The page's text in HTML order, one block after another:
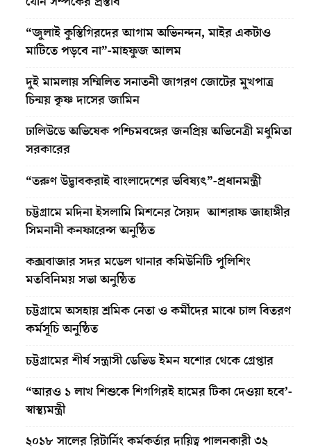
“জুলাই কুস্তিগিরদের আগাম অভিনন্দন, মাইর একটাও
মাটিতে পড়বে না”-মাহফুজ আলম
দুই মামলায় সম্মিলিত সনাতনী জাগরণ জোটের মুখপাত্র
চিন্ময় কৃষ্ণ দাসের জামিন
ঢালিউডে অভিষেক পশ্চিমবঙ্গের জনপ্রিয় অভিনেত্রী মধুমিতা
সরকারের
“তরুণ উদ্ভাবকরাই বাংলাদেশের ভবিষ্যৎ”-প্রধানমন্ত্রী
চট্টগ্রামে মদিনা ইসলামি মিশনের সৈয়দ আশরাফ জাহাঙ্গীর
সিমনানী কনফারেন্স অনুষ্ঠিত
কক্সবাজার সদর মডেল থানার কমিউনিটি পুলিশিং
মতবিনিময় সভা অনুষ্ঠিত
চট্টগ্রামে অসহায় শ্রমিক নেতা ও কর্মীদের মাঝে চাল বিতরণ
কর্মসূচি অনুষ্ঠিত
চট্টগ্রামের শীর্ষ সন্ত্রাসী ডেভিড ইমন যশোর থেকে গ্রেপ্তার
“আরও ১ লাখ শিশুকে শিগগিরই হামের টিকা দেওয়া হবে’-
স্বাস্থ্যমন্ত্রী
২০১৮ সালের রিটার্নিং কর্মকর্তার দায়িত্ব পালনকারী ৩২